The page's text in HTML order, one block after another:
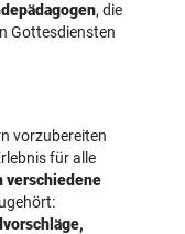
, die
Gottesdiensten
vorzubereiten
für alle
verschiedene